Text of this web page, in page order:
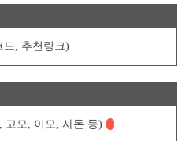
구 초대하고 최대 1억 받아 가세요!(
벤트가 5월 29일부터 진행중이다. 이
간 동안 빗썸이 처음인 친구를 초대
대한 ..
드, 추천링크)
고모, 이모, 사돈 등)